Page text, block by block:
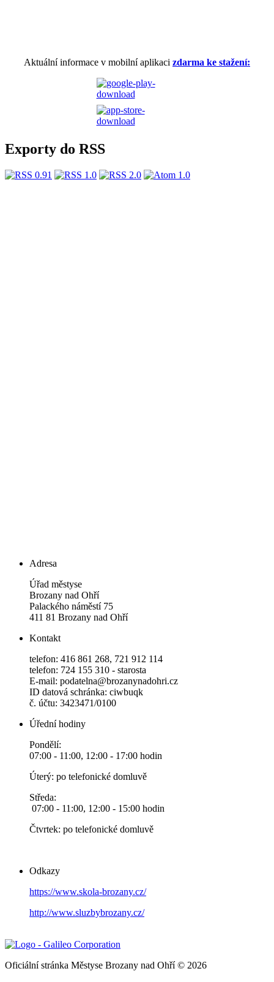
Aktuální informace v mobilní aplikaci zdarma ke stažení:
Exporty do RSS
Adresa
Úřad městyse
Brozany nad Ohří
Palackého náměstí 75
411 81 Brozany nad Ohří
Kontakt
telefon: 416 861 268, 721 912 114
telefon: 724 155 310 - starosta
E-mail: podatelna@brozanynadohri.cz
ID datová schránka: ciwbuqk
č. účtu: 3423471/0100
Úřední hodiny
Pondělí:
07:00 - 11:00, 12:00 - 17:00 hodin
Úterý: po telefonické domluvě
Středa:
07:00 - 11:00, 12:00 - 15:00 hodin
Čtvrtek: po telefonické domluvě
Odkazy
https://www.skola-brozany.cz/
http://www.sluzbybrozany.cz/
Oficiální stránka Městyse Brozany nad Ohří © 2026